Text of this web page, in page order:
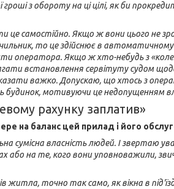
з обороту на ці цілі, як би
самостійно. Якщо ж вони цього не
то це здійснює в
оператора. Якщо ж хто-небудь з
встановлення сервітуту судом
важко. Допускаю, що хтось з
будинок, мотивуючи це недопущенням
рахунку заплатив»
на баланс цей прилад і його
сумісна власність людей. І звертаю
або на те, кого вони уповноважили,
житла, точно так само, як вікна в